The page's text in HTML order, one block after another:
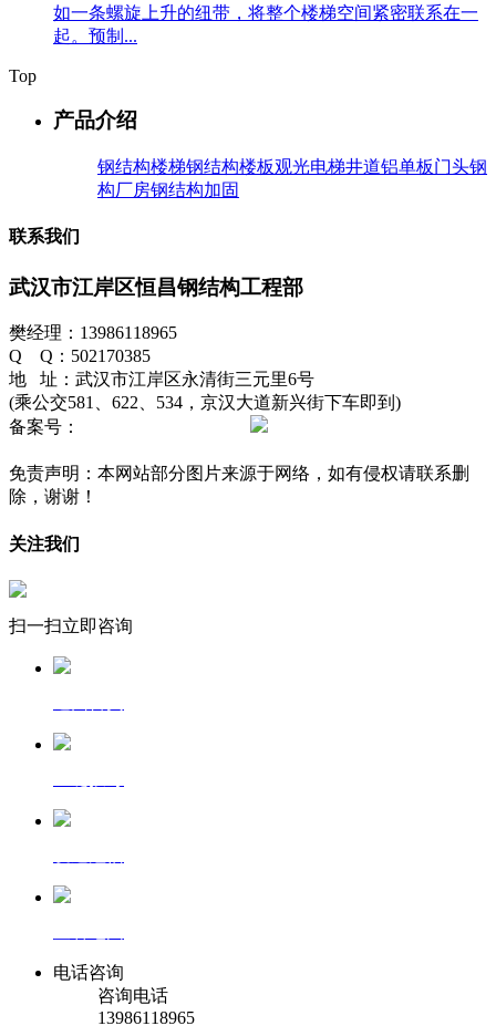
如一条螺旋上升的纽带，将整个楼梯空间紧密联系在一
起。预制...
Top
产品介绍
钢结构楼梯钢结构楼板观光电梯井道铝单板门头钢
构厂房钢结构加固
联系我们
武汉市江岸区恒昌钢结构工程部
樊经理：13986118965
Q Q：502170385
地 址：武汉市江岸区永清街三元里6号
(乘公交581、622、534，京汉大道新兴街下车即到)
备案号：
免责声明：本网站部分图片来源于网络，如有侵权请联系删
除，谢谢！
关注我们
扫一扫立即咨询
电话咨询
咨询电话
13986118965